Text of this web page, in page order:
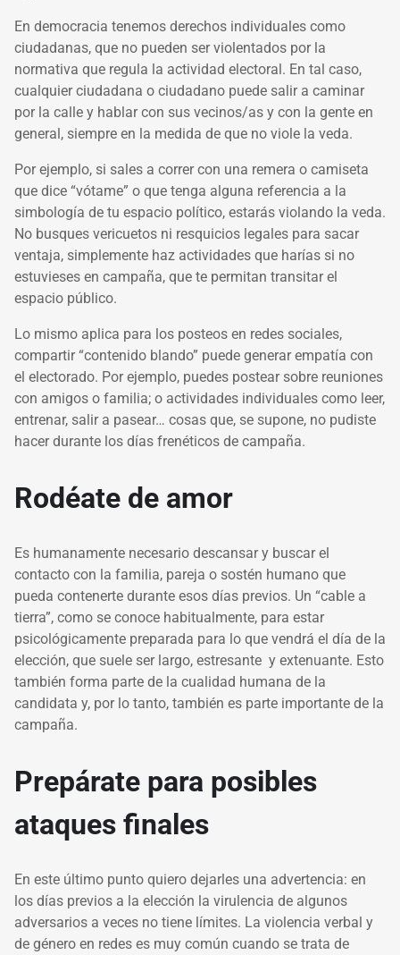
En democracia tenemos derechos individuales como
ciudadanas, que no pueden ser violentados por la
normativa que regula la actividad electoral. En tal caso,
cualquier ciudadana o ciudadano puede salir a caminar
por la calle y hablar con sus vecinos/as y con la gente en
general, siempre en la medida de que no viole la veda.
Por ejemplo, si sales a correr con una remera o camiseta
que dice “vótame” o que tenga alguna referencia a la
simbología de tu espacio político, estarás violando la veda.
No busques vericuetos ni resquicios legales para sacar
ventaja, simplemente haz actividades que harías si no
estuvieses en campaña, que te permitan transitar el
espacio público.
Lo mismo aplica para los posteos en redes sociales,
compartir “contenido blando” puede generar empatía con
el electorado. Por ejemplo, puedes postear sobre reuniones
con amigos o familia; o actividades individuales como leer,
entrenar, salir a pasear… cosas que, se supone, no pudiste
hacer durante los días frenéticos de campaña.
Rodéate de amor
Es humanamente necesario descansar y buscar el
contacto con la familia, pareja o sostén humano que
pueda contenerte durante esos días previos. Un “cable a
tierra”, como se conoce habitualmente, para estar
psicológicamente preparada para lo que vendrá el día de la
elección, que suele ser largo, estresante y extenuante. Esto
también forma parte de la cualidad humana de la
candidata y, por lo tanto, también es parte importante de la
campaña.
Prepárate para posibles
ataques finales
En este último punto quiero dejarles una advertencia: en
los días previos a la elección la virulencia de algunos
adversarios a veces no tiene límites. La violencia verbal y
de género en redes es muy común cuando se trata de